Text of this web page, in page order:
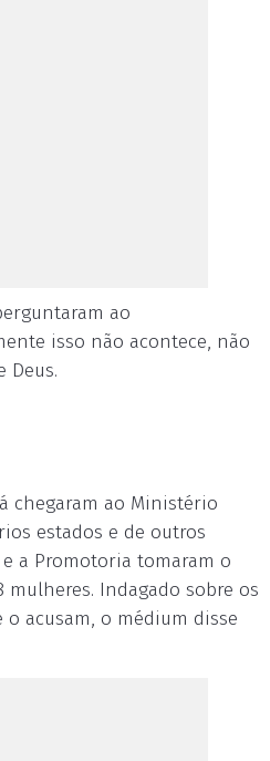
ao
isso não acontece, não
Deus.
chegaram ao Ministério
estados e de outros
a Promotoria tomaram o
Indagado sobre os
acusam, o médium disse